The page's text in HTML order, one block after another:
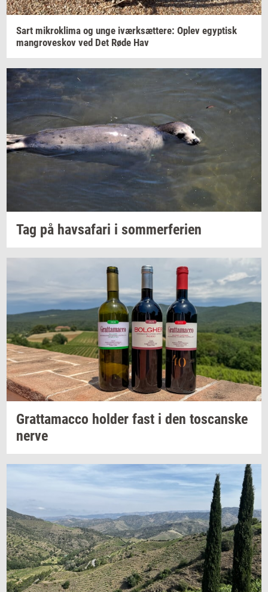
Sart mi­krokli­ma og unge iværk­sæt­te­re: Oplev egyp­tisk
man­grove­skov ved Det Røde Hav
Tag på havs­a­fa­ri i som­mer­fe­ri­en
Grat­ta­mac­co hol­der fast i den toscan­ske
nerve